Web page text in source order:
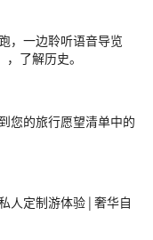
，一边聆听语音导览
了解历史。
您的旅行愿望清单中的
人定制游体验 | 奢华自